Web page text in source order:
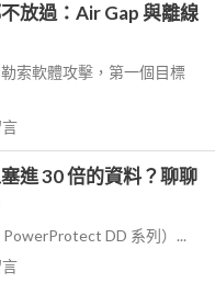
放過：Air Gap 與離線
索軟體攻擊，第一個目標
進 30 倍的資料？聊聊
DD 系列）...